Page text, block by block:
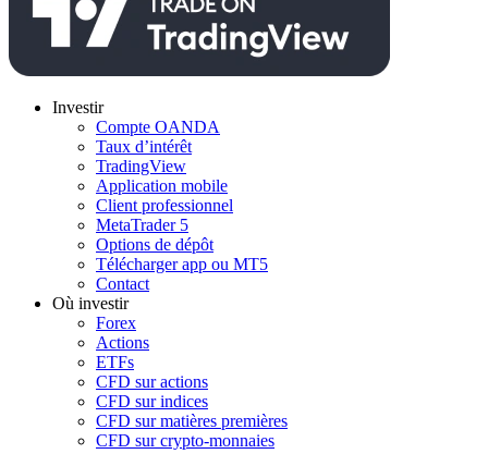
Investir
Compte OANDA
Taux d’intérêt
TradingView
Application mobile
Client professionnel
MetaTrader 5
Options de dépôt
Télécharger app ou MT5
Contact
Où investir
Forex
Actions
ETFs
CFD sur actions
CFD sur indices
CFD sur matières premières
CFD sur crypto-monnaies